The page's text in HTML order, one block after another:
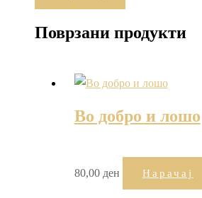
Поврзани продукти
Во добро и лошо
80,00 ден Нарачај